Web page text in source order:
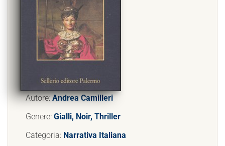
Autore:Andrea Camilleri
Genere: Gialli, Noir, Thriller
Categoria: Narrativa Italiana